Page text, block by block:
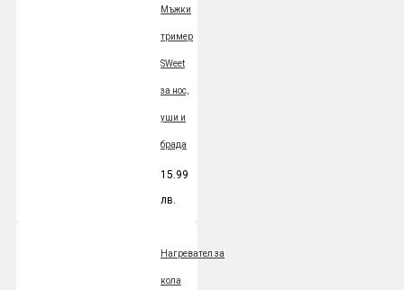
Мъжки
тример
SWeet
за нос,
уши и
брада
15.99
лв.
Нагревател за
кола